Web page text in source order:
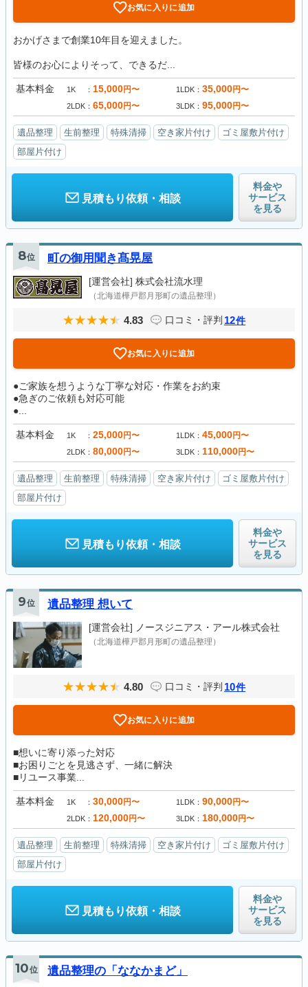
お気に入りに追加
おかげさまで創業10年目を迎えました。
皆様のお心によりそって、できるだ...
基本料金 1K 15,000円〜 1LDK 35,000円〜
2LDK 65,000円〜 3LDK 95,000円〜
遺品整理 生前整理 特殊清掃 空き家片付け
ゴミ屋敷片付け
部屋片付け
見積もり依頼・相談
料金や
サービス
を見る
8位 町の御用聞き髙晃屋
[運営会社] 株式会社流水理
（北海道樺戸郡月形町の遺品整理）
4.83 口コミ・評判 12件
お気に入りに追加
●ご家族を想うような丁寧な対応・作業をお約束
●急ぎのご依頼も対応可能
●...
基本料金 1K 25,000円〜 1LDK 45,000円〜
2LDK 80,000円〜 3LDK 110,000円〜
遺品整理 生前整理 特殊清掃 空き家片付け
ゴミ屋敷片付け
部屋片付け
見積もり依頼・相談
料金や
サービス
を見る
9位 遺品整理 想いて
[運営会社] ノースジニアス・アール株式会社
（北海道樺戸郡月形町の遺品整理）
4.80 口コミ・評判 10件
お気に入りに追加
■想いに寄り添った対応
■お困りごとを見逃さず、一緒に解決
■リユース事業...
基本料金 1K 30,000円〜 1LDK 90,000円〜
2LDK 120,000円〜 3LDK 180,000円〜
遺品整理 生前整理 特殊清掃 空き家片付け
ゴミ屋敷片付け
部屋片付け
見積もり依頼・相談
料金や
サービス
を見る
10位 遺品整理の「ななかまど」